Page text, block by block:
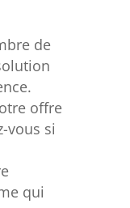
de
offre
vous si
qui